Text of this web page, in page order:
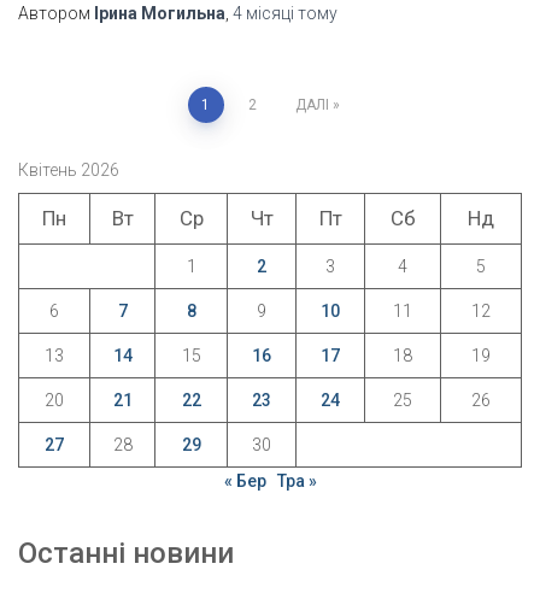
Автором Ірина Могильна, 4 місяці тому
записів
1 2 ДАЛІ
Квітень 2026
Пн Вт Ср Чт Пт Сб Нд
1 2 3 4 5
6 7 8 9 10 11 12
13 14 15 16 17 18 19
20 21 22 23 24 25 26
27 28 29
30
« Бер Тра »
Останні новини